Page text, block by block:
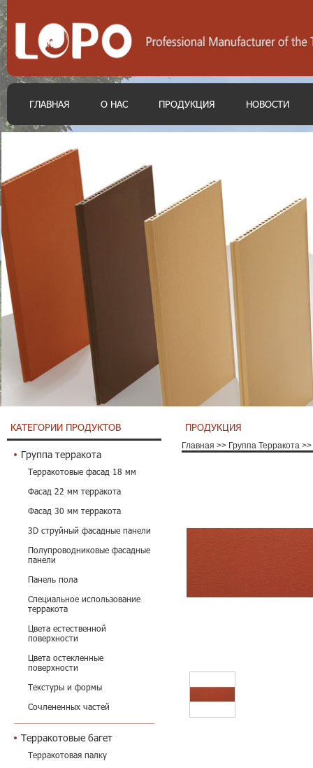
ГЛАВНАЯ О НАС ПРОДУКЦИЯ НОВОСТИ
КАТЕГОРИИ ПРОДУКТОВ
Группа терракота
Терракотовые фасад 18 мм
Фасад 22 мм терракота
Фасад 30 мм терракота
3D струйный фасадные панели
Полупроводниковые фасадные
панели
Панель пола
Специальное использование
терракота
Цвета естественной
поверхности
Цвета остекленные
поверхности
Текстуры и формы
Сочлененных частей
Терракотовые багет
Терракотовая палку
ПРОДУКЦИЯ
Главная >> Группа Терракота >>